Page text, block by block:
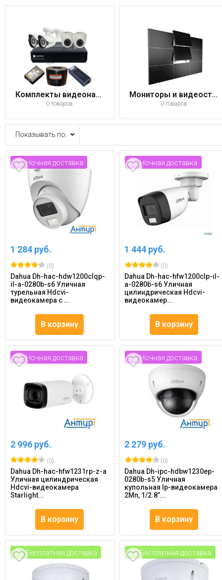
Комплекты видеонаблюдения
0 товаров
Мониторы и видеостены
0 товаров
Показывать по:
Ночная доставка
1 284 руб.
(0)
Dahua Dh-hac-hdw1200clqp-
il-a-0280b-s6 Уличная
турельная Hdcvi-
видеокамера с ...
В корзину
Ночная доставка
1 444 руб.
(0)
Dahua Dh-hac-hfw1200clp-il-
a-0280b-s6 Уличная
цилиндрическая Hdcvi-
видеокамер...
В корзину
Ночная доставка
2 996 руб.
(0)
Dahua Dh-hac-hfw1231rp-z-a
Уличная цилиндрическая
Hdcvi-видеокамера
Starlight...
В корзину
Ночная доставка
2 279 руб.
(0)
Dahua Dh-ipc-hdbw1230ep-
0280b-s5 Уличная
купольная Ip-видеокамера
2Мп, 1/2.8”...
В корзину
Бесплатная доставка Бесплатная доставка